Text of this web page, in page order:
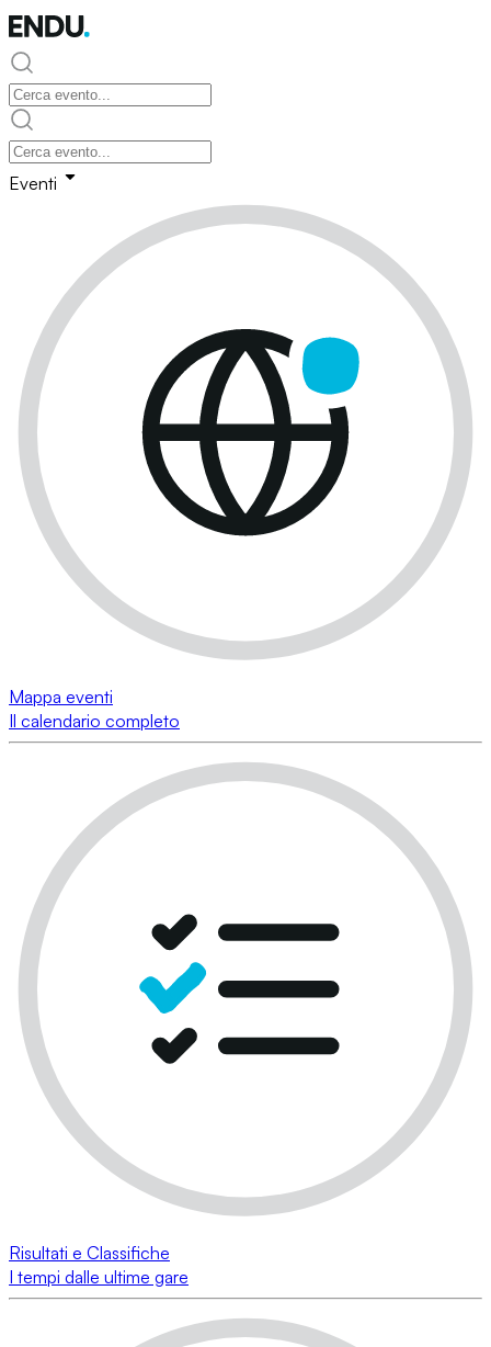
Eventi
Mappa eventi
Il calendario completo
Risultati e Classifiche
I tempi dalle ultime gare